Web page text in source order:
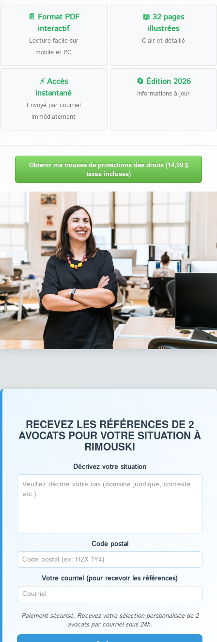
📄 Format PDF
interactif
Lecture facile sur
mobile et PC
📖 32 pages
illustrées
Clair et détaillé
⚡ Accès
instantané
Envoyé par courriel
immédiatement
🔄 Édition 2026
Informations à jour
Obtenir ma trousse de protections des droits (14,99 $
taxes incluses)
RECEVEZ LES RÉFÉRENCES DE 2
AVOCATS POUR VOTRE SITUATION À
RIMOUSKI
Décrivez votre situation
Code postal
Votre courriel (pour recevoir les références)
Paiement sécurisé. Recevez votre sélection personnalisée de 2
avocats par courriel sous 24h.